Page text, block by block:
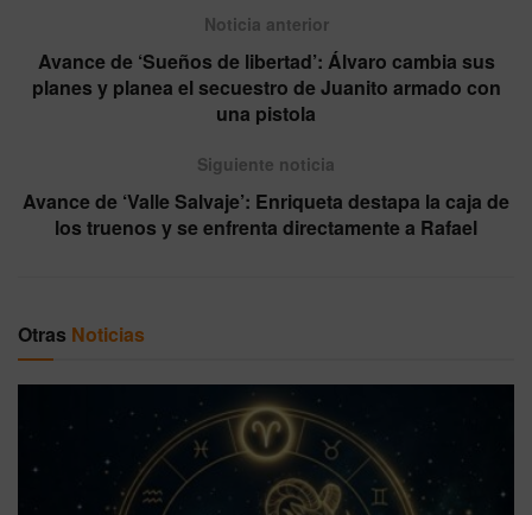
Noticia anterior
Avance de ‘Sueños de libertad’: Álvaro cambia sus
planes y planea el secuestro de Juanito armado con
una pistola
Siguiente noticia
Avance de ‘Valle Salvaje’: Enriqueta destapa la caja de
los truenos y se enfrenta directamente a Rafael
Otras Noticias